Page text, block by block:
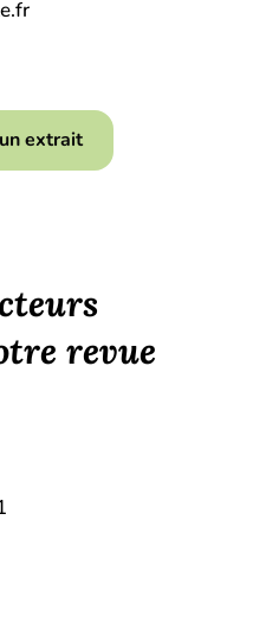
extrait
revue